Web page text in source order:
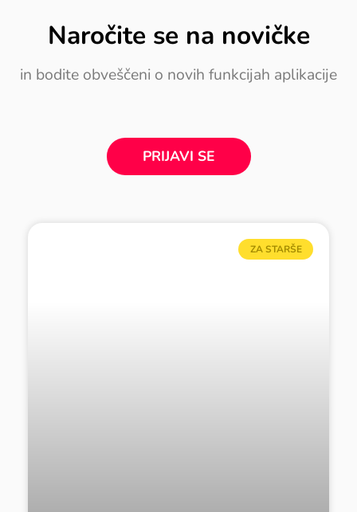
Naročite se na novičke
in bodite obveščeni o novih funkcijah aplikacije
PRIJAVI SE
ZA STARŠE